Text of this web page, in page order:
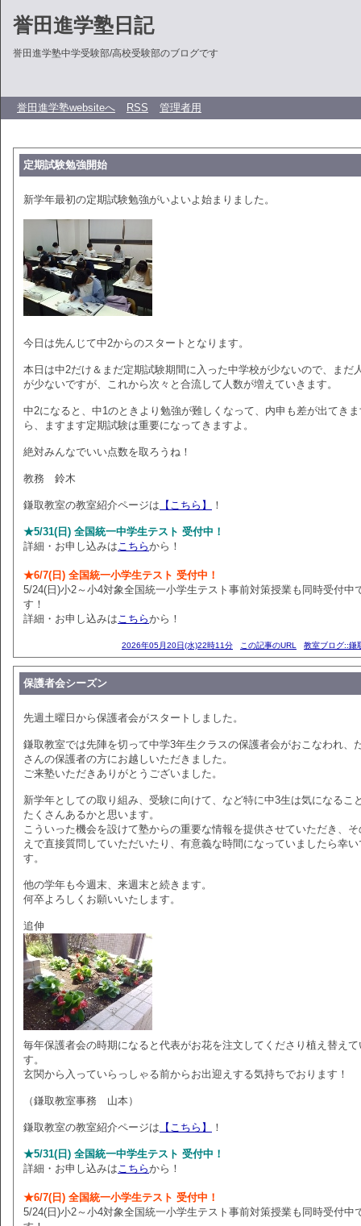
誉田進学塾日記
誉田進学塾中学受験部/高校受験部のブログです
誉田進学塾websiteへ RSS 管理者用
定期試験勉強開始
新学年最初の定期試験勉強がいよいよ始まりました。
今日は先んじて中2からのスタートとなります。
本日は中2だけ＆まだ定期試験期間に入った中学校が少ないので、まだ
が少ないですが、これから次々と合流して人数が増えていきます。
中2になると、中1のときより勉強が難しくなって、内申も差が出てき
ら、ますます定期試験は重要になってきますよ。
絶対みんなでいい点数を取ろうね！
教務 鈴木
鎌取教室の教室紹介ページは 【こちら】 ！
★5/31(日) 全国統一中学生テスト 受付中！
詳細・お申し込みはこちらから！
★6/7(日) 全国統一小学生テスト 受付中！
5/24(日)小2～小4対象全国統一小学生テスト事前対策授業も同時受付中
す！
詳細・お申し込みはこちらから！
2026年05月20日(水)22時11分 この記事のURL 教室ブログ::鎌
保護者会シーズン
先週土曜日から保護者会がスタートしました。
鎌取教室では先陣を切って中学3年生クラスの保護者会がおこなわれ、
さんの保護者の方にお越しいただきました。
ご来塾いただきありがとうございました。
新学年としての取り組み、受験に向けて、など特に中3生は気になるこ
たくさんあるかと思います。
こういった機会を設けて塾からの重要な情報を提供させていただき、そ
えで直接質問していただいたり、有意義な時間になっていましたら幸い
す。
他の学年も今週末、来週末と続きます。
何卒よろしくお願いいたします。
追伸
毎年保護者会の時期になると代表がお花を注文してくださり植え替えて
す。
玄関から入っていらっしゃる前からお出迎えする気持ちでおります！
（鎌取教室事務 山本）
鎌取教室の教室紹介ページは 【こちら】 ！
★5/31(日) 全国統一中学生テスト 受付中！
詳細・お申し込みはこちらから！
★6/7(日) 全国統一小学生テスト 受付中！
5/24(日)小2～小4対象全国統一小学生テスト事前対策授業も同時受付中